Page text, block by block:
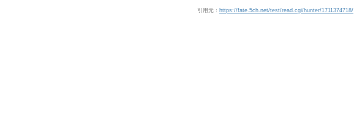
引用元： https://fate.5ch.net/test/read.cgi/hunter/1711374718/